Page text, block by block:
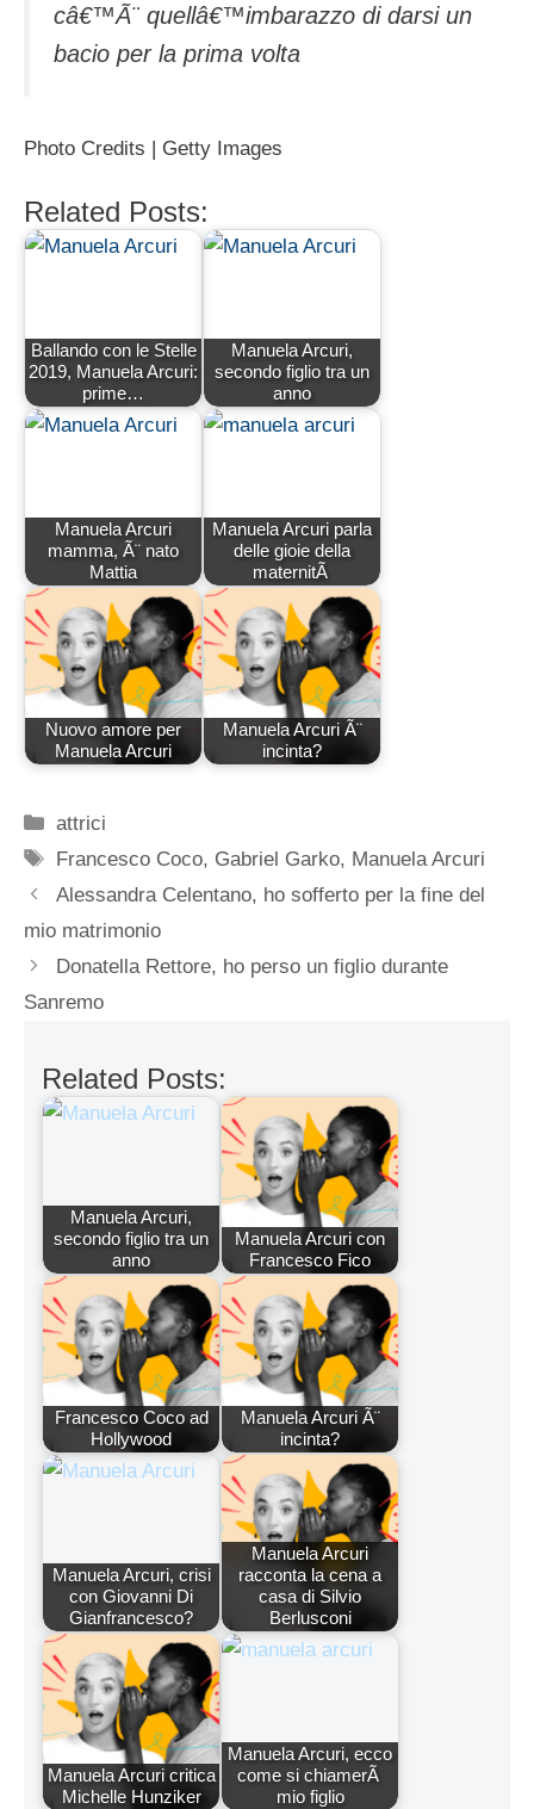
câ€™Ã¨ quellâ€™imbarazzo di darsi un
bacio per la prima volta
Photo Credits | Getty Images
Related Posts:
Ballando con le Stelle
2019, Manuela Arcuri:
prime…
Manuela Arcuri,
secondo figlio tra un
anno
Manuela Arcuri
mamma, Ã¨ nato
Mattia
Manuela Arcuri parla
delle gioie della
maternitÃ
Nuovo amore per
Manuela Arcuri
Manuela Arcuri Ã¨
incinta?
Categorie
attrici
Tag
Francesco Coco, Gabriel Garko, Manuela Arcuri
Alessandra Celentano, ho sofferto per la fine del
mio matrimonio
Donatella Rettore, ho perso un figlio durante
Sanremo
Related Posts:
Manuela Arcuri,
secondo figlio tra un
anno
Manuela Arcuri con
Francesco Fico
Francesco Coco ad
Hollywood
Manuela Arcuri Ã¨
incinta?
Manuela Arcuri, crisi
con Giovanni Di
Gianfrancesco?
Manuela Arcuri
racconta la cena a
casa di Silvio
Berlusconi
Manuela Arcuri critica
Michelle Hunziker
Manuela Arcuri, ecco
come si chiamerÃ
mio figlio